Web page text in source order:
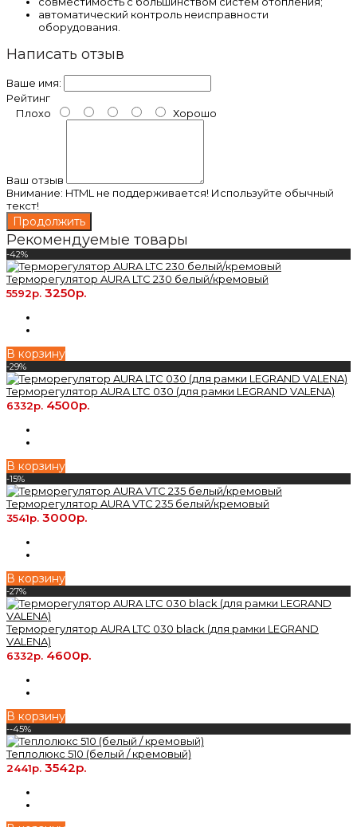
автоматический контроль неисправности
оборудования.
Написать отзыв
Ваше имя:
Рейтинг
Плохо
Хорошо
Ваш отзыв
Внимание: HTML не поддерживается! Используйте обычный
текст!
Продолжить
Рекомендуемые товары
-42%
Терморегулятор AURA LTC 230 белый/кремовый
5592р. 3250р.
В корзину
-29%
Терморегулятор AURA LTC 030 (для рамки LEGRAND VALENA)
6332р. 4500р.
В корзину
-15%
Терморегулятор AURA VTC 235 белый/кремовый
3541р. 3000р.
В корзину
-27%
Терморегулятор AURA LTC 030 black (для рамки LEGRAND
VALENA)
6332р. 4600р.
В корзину
--45%
Теплолюкс 510 (белый / кремовый)
2441р. 3542р.